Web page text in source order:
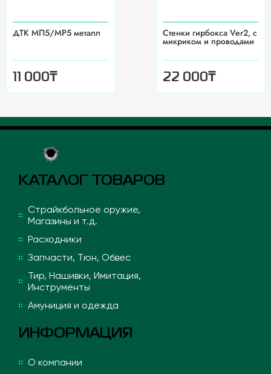
ДТК МП5/MP5 металл
11 000₸
Стенки гирбокса Ver2, с
микриком и проводами
22 000₸
КАТАЛОГ ТОВАРОВ
Страйкбольное оружие,
Магазины и т.д.
Расходники
Запчасти, Тюн, Обвес
Тир, Нашивки, Имитация,
Инструменты
Амуниция и одежда
ИНФОРМАЦИЯ
О компании